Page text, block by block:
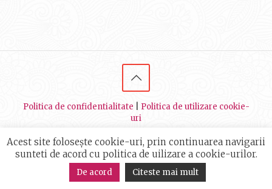
Politica de confidentialitate
Politica de utilizare cookie-
uri
© 2014 - 2021 Maria Cotoi - Master Trainer NLP, Autor |
Toate drepturile rezervate | Creat de ThisAgency
Acest site folosește cookie-uri, prin continuarea navigarii
sunteti de acord cu politica de uilizare a cookie-urilor.
De acord Citeste mai mult